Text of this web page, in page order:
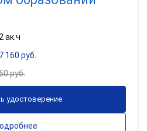
ак.ч
160 руб.
руб.
удостоверение